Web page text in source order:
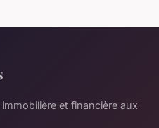
et financière aux